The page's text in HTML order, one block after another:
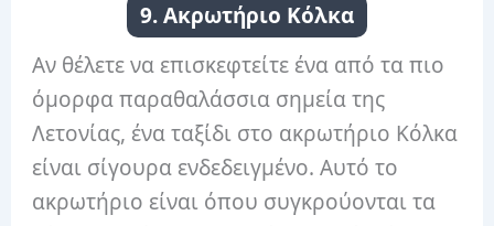
9. Ακρωτήριο Κόλκα
Αν θέλετε να επισκεφτείτε ένα από τα πιο
όμορφα παραθαλάσσια σημεία της
Λετονίας, ένα ταξίδι στο ακρωτήριο Κόλκα
είναι σίγουρα ενδεδειγμένο.Αυτό το
ακρωτήριο είναι όπου συγκρούονται τα